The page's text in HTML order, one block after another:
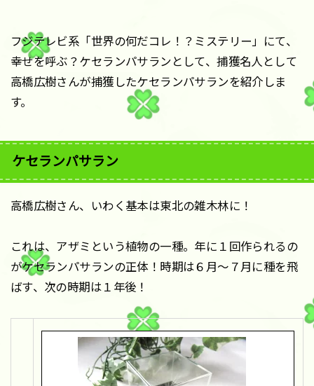
フジテレビ系「世界の何だコレ！？ミステリー」にて、
幸せを呼ぶ？ケセランパサランとして、捕獲名人として
高橋広樹さんが捕獲したケセランパサランを紹介しま
す。
ケセランパサラン
高橋広樹さん、いわく基本は東北の雑木林に！
これは、アザミという植物の一種。年に１回作られるの
がケセランパサランの正体！時期は６月〜７月に種を飛
ばす、次の時期は１年後！